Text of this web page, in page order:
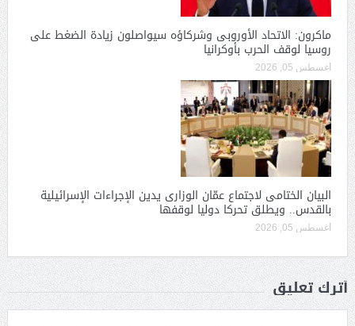
ماكرون: الاتحاد الأوروبى وشركاؤه سيواصلون زيادة الضغط على
روسيا لوقف الحرب بأوكرانيا
أغسطس 05, 2026
البيان الختامى لاجتماع عمّان الوزارى يدين الإجراءات الإسرائيلية
بالقدس.. ويطلق تحركا دوليا لوقفها
أغسطس 05, 2026
أترك تعليق